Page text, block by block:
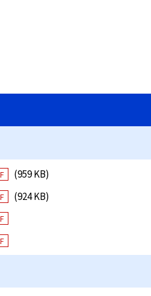
(959 KB)
(924 KB)